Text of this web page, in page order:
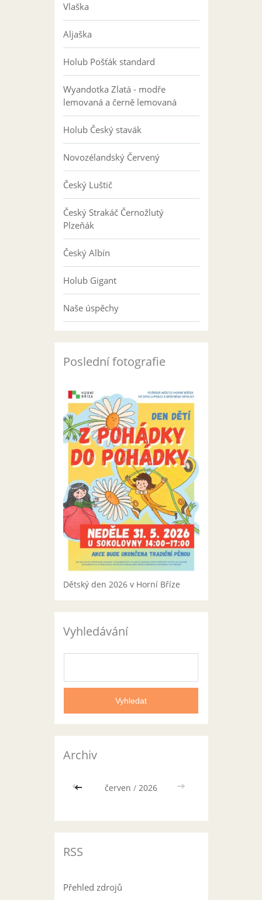
Vlaška
Aljaška
Holub Pošťák standard
Wyandotka Zlatá - modře
lemovaná a černě lemovaná
Holub Český stavák
Novozélandský Červený
Český Luštič
Český Strakáč Černožlutý
Plzeňák
Český Albín
Holub Gigant
Naše úspěchy
Poslední fotografie
Dětský den 2026 v Horní Bříze
Vyhledávání
Archiv
<< červen / 2026 >>
RSS
Přehled zdrojů